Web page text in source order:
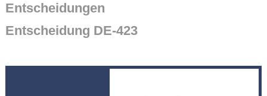
Normtexte
Rechtsprechung
Entscheidungen
Entscheidung DE-423